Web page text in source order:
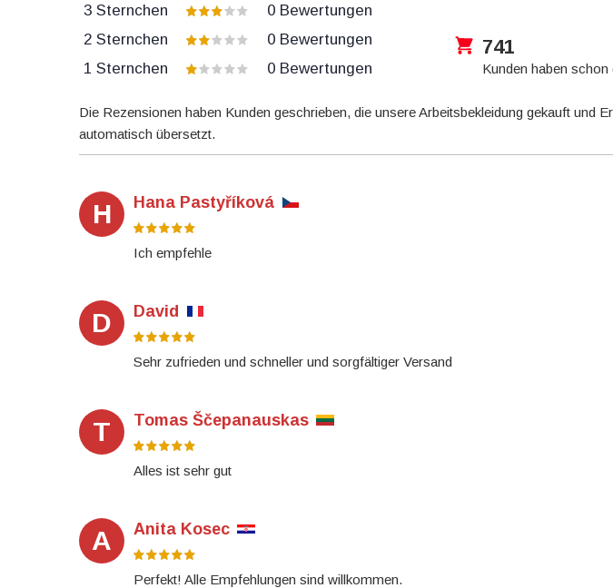
3 Sternchen
0 Bewertungen
2 Sternchen
0 Bewertungen
1 Sternchen
0 Bewertungen
741
Kunden haben schon
Die Rezensionen haben Kunden geschrieben, die unsere Arbeitsbekleidung gekauft
automatisch übersetzt.
H Hana Pastyříková
Ich empfehle
D David
Sehr zufrieden und schneller und sorgfältiger Versand
T Tomas Ščepanauskas
Alles ist sehr gut
A Anita Kosec
Perfekt! Alle Empfehlungen sind willkommen.